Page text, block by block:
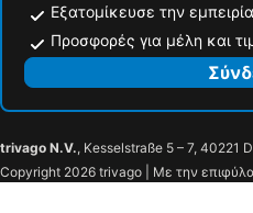
Εξατομίκευσε την
Προσφορές για μέλη και
trivago N.V., Kesselstraße 5 – 7, 40221
Copyright 2026 trivago | Με την